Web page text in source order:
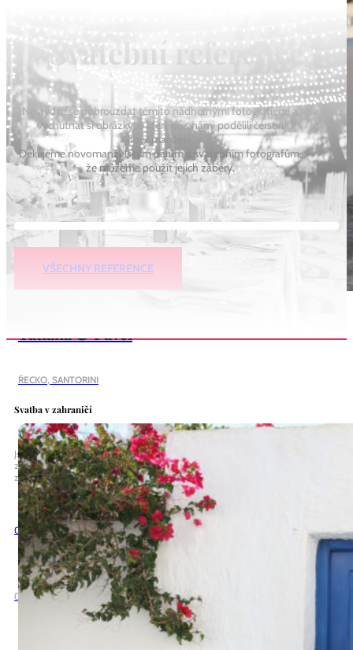
Tatiana & Pavel
ŘECKO, SANTORINI
Svatební reference
Nestyďte se pobrouzdat těmito nádhernými fotografiemi a
vychutnat si obrázky, o které se s námi podělili čerství
novomanželé.
Děkujeme novomanželským párům a svatebním fotografům,
že můžeme použít jejich záběry.
VŠECHNY REFERENCE
Svatba v zahraničí
Jsme tu pro Vás 7 dní v týdnu. Budeme rádi, pokud nám napíšete nebo
zavoláte. Můžeme se s Vámi setkat kdekoli. Úvodní nezávazná schůzka je
zdarma.
Ochrana osobních údajů
Cookies nastavení